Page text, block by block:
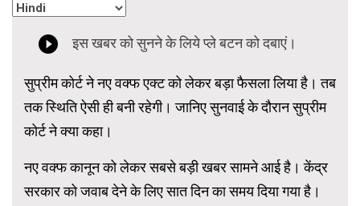
सुप्रीम कोर्ट ने नए वक्फ एक्ट को लेकर बड़ा फैसला लिया है। तब
तक स्थिति ऐसी ही बनी रहेगी। जानिए सुनवाई के दौरान सुप्रीम
कोर्ट ने क्या कहा।
नए वक्फ कानून को लेकर सबसे बड़ी खबर सामने आई है। केंद्र
सरकार को जवाब देने के लिए सात दिन का समय दिया गया है।